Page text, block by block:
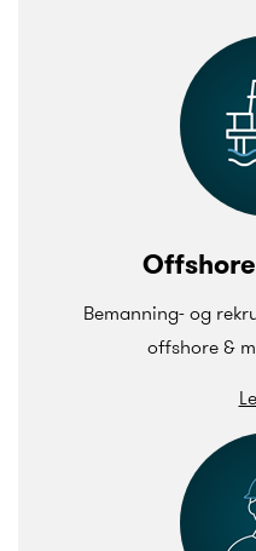
Bemanning- og
offshore &